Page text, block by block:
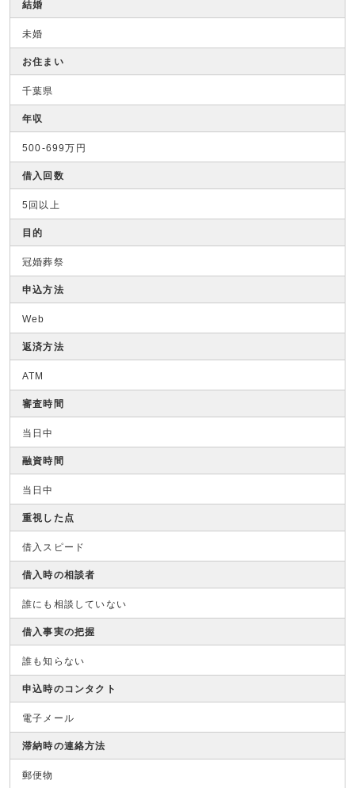
結婚
未婚
お住まい
千葉県
年収
500-699万円
借入回数
5回以上
目的
冠婚葬祭
申込方法
Web
返済方法
ATM
審査時間
当日中
融資時間
当日中
重視した点
借入スピード
借入時の相談者
誰にも相談していない
借入事実の把握
誰も知らない
申込時のコンタクト
電子メール
滞納時の連絡方法
郵便物